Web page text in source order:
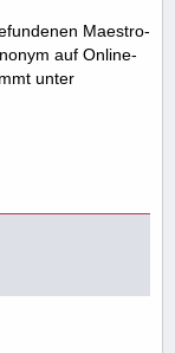
Maestro-
auf Online-
unter